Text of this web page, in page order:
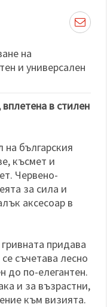
на
и универсален
в стилен
на българския
късмет и
Червено-
за сила и
аксесоар в
придава
съчетава лесно
до по-елегантен.
и за възрастни,
към визията.